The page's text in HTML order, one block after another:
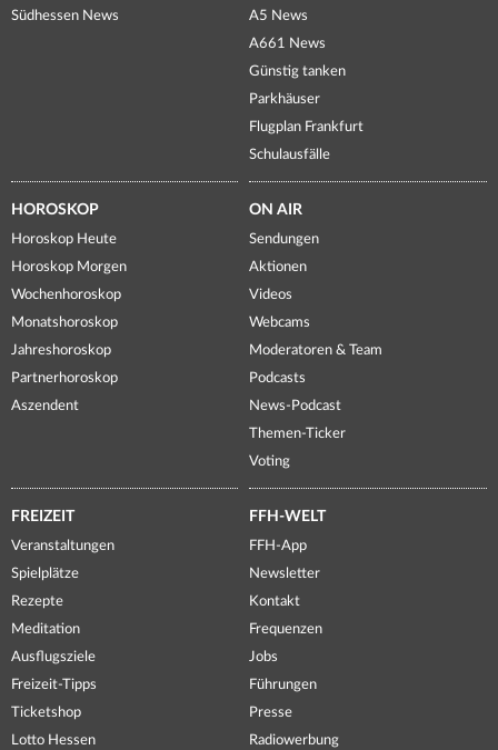
Südhessen News
A5 News
A661 News
Günstig tanken
Parkhäuser
Flugplan Frankfurt
Schulausfälle
HOROSKOP
Horoskop Heute
Horoskop Morgen
Wochenhoroskop
Monatshoroskop
Jahreshoroskop
Partnerhoroskop
Aszendent
ON AIR
Sendungen
Aktionen
Videos
Webcams
Moderatoren & Team
Podcasts
News-Podcast
Themen-Ticker
Voting
FREIZEIT
Veranstaltungen
Spielplätze
Rezepte
Meditation
Ausflugsziele
Freizeit-Tipps
Ticketshop
Lotto Hessen
FFH-WELT
FFH-App
Newsletter
Kontakt
Frequenzen
Jobs
Führungen
Presse
Radiowerbung